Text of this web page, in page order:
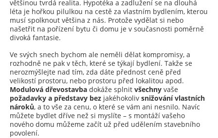
většinou tvrdá realita. Hypotéka a zadlužení se na dlouhá
léta je hořkou pilulkou na cestě za vlastním bydlením, kterou
musí spolknout většina z nás. Protože vydělat si nebo
našetřit na pořízení bytu či domu je v současnosti poměrně
divoká fantasie.
Ve svých snech bychom ale neměli dělat kompromisy, a
rozhodně ne pak v těch, které se týkají bydlení. Takže se
nerozmýšlejte nad tím, zda dáte přednost ceně před
velikostí prostoru, nebo prostoru před lokalitou apod.
Modulová dřevostavba dokáže splnit všechny vaše
požadavky a představy bez jakéhokoliv snižování vlastních
nároků, a to vše za cenu, o které se vám ani nesnilo. Navíc
můžete bydlet dříve než si myslíte – s montáží vašeho
nového domu můžeme začít už před udělením stavebního
povolení.